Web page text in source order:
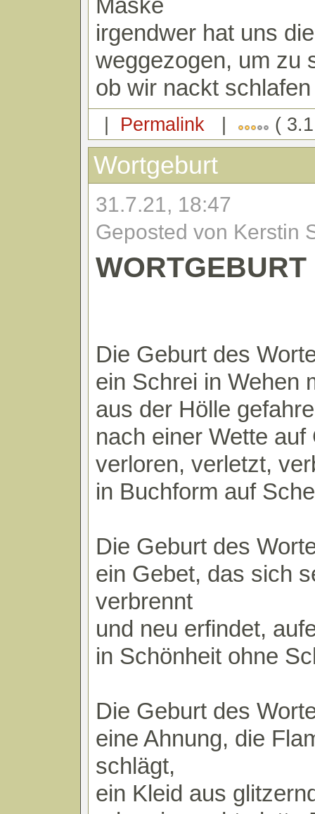
Maske
irgendwer hat uns
weggezogen, um zu
ob wir nackt schlafen
| Permalink | (
Wortgeburt
31.7.21, 18:47
Geposted von Kerstin
WORTGEBURT
Die Geburt des
ein Schrei in Wehen
aus der Hölle
nach einer Wette auf
verloren, verletzt,
in Buchform auf
Die Geburt des
ein Gebet, das sich
verbrennt
und neu erfindet,
in Schönheit ohne
Die Geburt des
eine Ahnung, die
schlägt,
ein Kleid aus